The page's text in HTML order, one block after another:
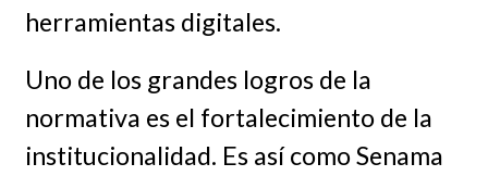
herramientas digitales.
Uno de los grandes logros de la
normativa es el fortalecimiento de la
institucionalidad. Es así como Senama